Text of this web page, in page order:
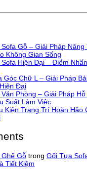
Gỗ – Giải Pháp
Không Gian Sống
Hiện Đại – Điểm
Góc Chữ L – Giải Pháp
Đại
Phòng – Giải Pháp
Suất Làm Việc
Kiện Trang Trí Hoàn Hảo
Gỗ trong Gối Tựa
Tiết Kiệm